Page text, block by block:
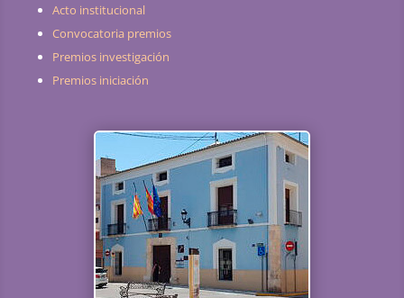
Acto institucional
Convocatoria premios
Premios investigación
Premios iniciación